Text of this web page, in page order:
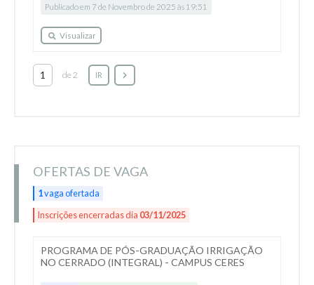
Publicado em 7 de Novembro de 2025 às 19:51
Visualizar
de 2 IR
OFERTAS DE VAGA
1vaga ofertada
Inscrições encerradas dia 03/11/2025
PROGRAMA DE PÓS-GRADUAÇÃO IRRIGAÇÃO
NO CERRADO (INTEGRAL) - CAMPUS CERES